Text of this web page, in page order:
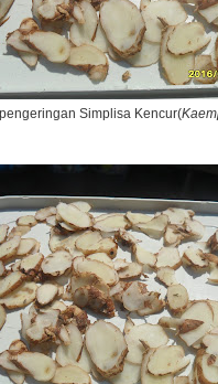
Simplisa Kencur(